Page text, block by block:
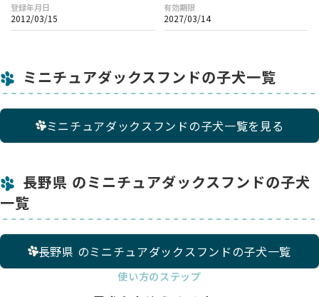
登録年月日
2012/03/15
有効期限
2027/03/14
ミニチュアダックスフンドの子犬一覧
ミニチュアダックスフンドの子犬一覧を見る
長野県 のミニチュアダックスフンドの子犬
一覧
長野県 のミニチュアダックスフンドの子犬一覧
使い方のステップ